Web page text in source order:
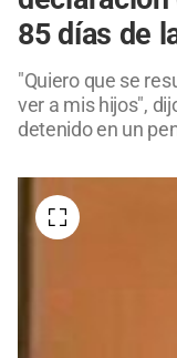
85 días de
"Quiero que se
ver a mis hijos",
detenido en un